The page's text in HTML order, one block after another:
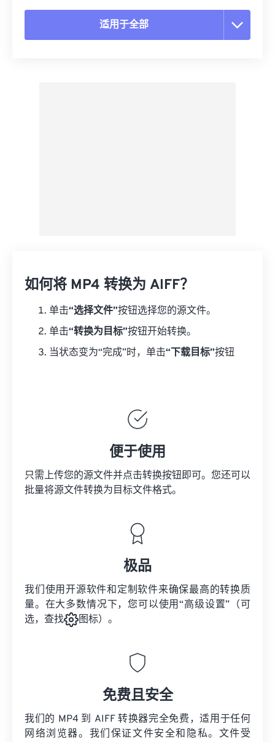
适用于全部
如何将 MP4 转换为 AIFF？
单击“选择文件”按钮选择您的源文件。
单击“转换为目标”按钮开始转换。
当状态变为“完成”时，单击“下载目标”按钮
便于使用
只需上传您的源文件并点击转换按钮即可。您还可以
批量将源文件转换为目标文件格式。
极品
我们使用开源软件和定制软件来确保最高的转换质
量。在大多数情况下，您可以使用“高级设置”（可
选，查找
图标）。
免费且安全
我们的 MP4 到 AIFF 转换器完全免费，适用于任何
网络浏览器。我们保证文件安全和隐私。文件受